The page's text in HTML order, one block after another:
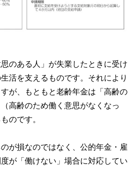
のある人」が失業したときに受け
活を支えるものです。それにより
が、もともと老齢年金は「高齢の
高齢のため働く意思がなくなっ
のです。
が損なのではなく、公的年金・雇
が「働けない」場合に対応してい